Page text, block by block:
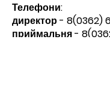
Телефони:​
директор - 8(0362)
приймальня -